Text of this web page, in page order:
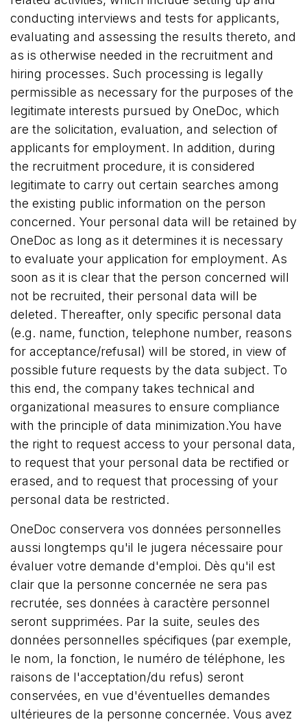
conducting interviews and tests for applicants,
evaluating and assessing the results thereto, and
as is otherwise needed in the recruitment and
hiring processes. Such processing is legally
permissible as necessary for the purposes of the
legitimate interests pursued by OneDoc, which
are the solicitation, evaluation, and selection of
applicants for employment. In addition, during
the recruitment procedure, it is considered
legitimate to carry out certain searches among
the existing public information on the person
concerned. Your personal data will be retained by
OneDoc as long as it determines it is necessary
to evaluate your application for employment. As
soon as it is clear that the person concerned will
not be recruited, their personal data will be
deleted. Thereafter, only specific personal data
(e.g. name, function, telephone number, reasons
for acceptance/refusal) will be stored, in view of
possible future requests by the data subject. To
this end, the company takes technical and
organizational measures to ensure compliance
with the principle of data minimization.You have
the right to request access to your personal data,
to request that your personal data be rectified or
erased, and to request that processing of your
personal data be restricted.
OneDoc conservera vos données personnelles
aussi longtemps qu'il le jugera nécessaire pour
évaluer votre demande d'emploi. Dès qu'il est
clair que la personne concernée ne sera pas
recrutée, ses données à caractère personnel
seront supprimées. Par la suite, seules des
données personnelles spécifiques (par exemple,
le nom, la fonction, le numéro de téléphone, les
raisons de l'acceptation/du refus) seront
conservées, en vue d'éventuelles demandes
ultérieures de la personne concernée. Vous avez